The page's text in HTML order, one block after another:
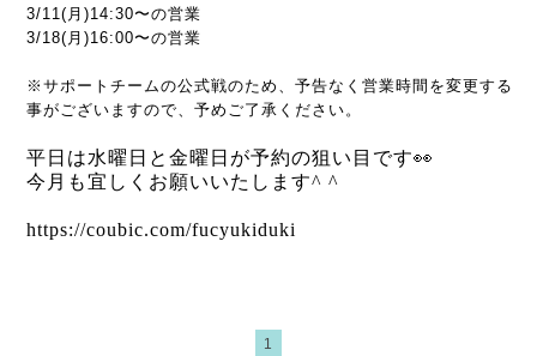
3/11(月)14:30〜の営業
3/18(月)16:00〜の営業
※サポートチームの公式戦のため、予告なく営業時間を変更する
事がございますので、予めご了承ください。
平日は水曜日と金曜日が予約の狙い目です👀
今月も宜しくお願いいたします^ ^
https://coubic.com/fucyukiduki
1